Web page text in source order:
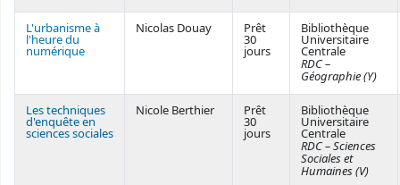
L'urbanisme à
l'heure du
numérique
Nicolas Douay Prêt
30
jours
Bibliothèque
Universitaire
Centrale
RDC –
Géographie (Y)
Les techniques
d'enquête en
sciences sociales
Nicole Berthier Prêt
30
jours
Bibliothèque
Universitaire
Centrale
RDC – Sciences
Sociales et
Humaines (V)